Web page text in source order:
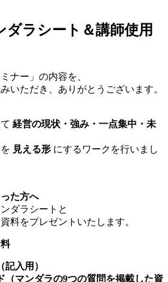
ダラシート＆講師使用
ナー」の内容を、
いただき、ありがとうございます。
経営の現状・強み・一点集中・未
見える形 にするワークを行いまし
た方へ
ダラシートと
料をプレゼントいたします。
入用）
（マンダラの9つの質問を掲載した資